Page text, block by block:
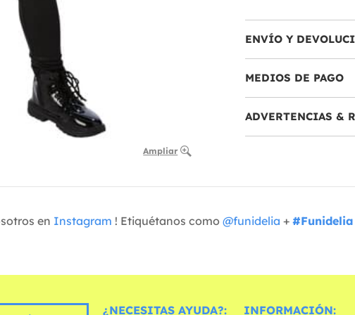
Ampliar
ENVÍO Y
MEDIOS DE PAGO
ADVERTENCIAS &
en Instagram ! Etiquétanos como @funidelia + #Funidelia
¿NECESITAS AYUDA?: INFORMACIÓN: